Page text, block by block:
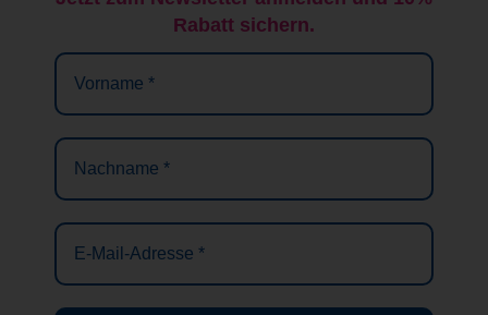
Rabatt sichern.
Vorname
Nachname
E-
Mail-
Adresse